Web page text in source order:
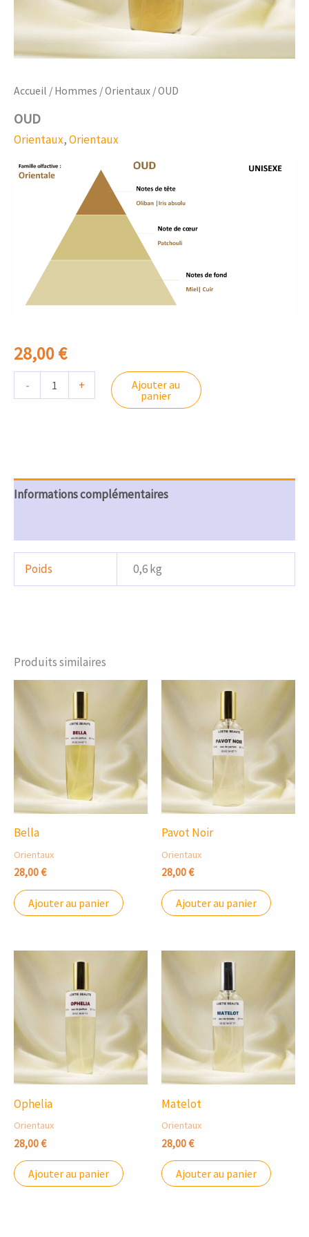
Accueil / Hommes /Orientaux / OUD
OUD
Orientaux,Orientaux
28,00€
- +
Ajouter au
panier
Informations complémentaires
Poids 0,6 kg
Produits similaires
Bella
Orientaux
28,00€
Ajouter au panier
Pavot Noir
Orientaux
28,00€
Ajouter au panier
Ophelia
Orientaux
28,00€
Ajouter au panier
Matelot
Orientaux
28,00€
Ajouter au panier